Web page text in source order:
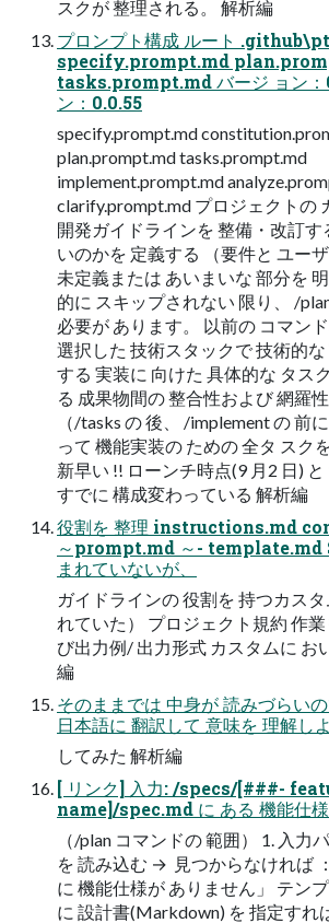
スクが​ 整理される。​ 解析編
プロンプト構成 ルート
specify.prompt.md
tasks.prompt.md バージ​ ョン：
ン：0.0.55
specify.prompt.md
plan.prompt.md tasks.prompt.md
implement.prompt.md
clarify.prompt.md プロジェクトの​
開発ガイドラインを​ 整備・改訂す
いのかを​ 定義する​ （要件と​ ユー
未定義または​ あいまいな​ 部分を​
的に​ スキップされない​ 限り、​ /
必要が​ あります。​ 以前の​ コマンド
選択した​ 技術スタックで​ 技術的
する​ 実装に​ 向けた​ 具体的な​ タス
る​ 成果物間の​ 整合性および​ 網羅
（/tasks の​ 後、​ /implement の​ 前
って​ 機能実装の​ ための​ 全タ​ スク
新早い​ !! ローンチ時点(9 月2 日)
すでに​ 構成変わっている​ 解析編
役割を​ 整理 instructions.md
～prompt.md ～-​ template.md
まれていないが、​
ガイドラインの​ 役割を​ 持つカス
れていた）​ プロジェクト規約 作業​
び出力例/ 出力形式 カスタムに​ お
編
そのままでは​ 中身が​ 読みづらい
日本語に​ 翻訳して​ 意味を​ 理解し
してみた​ 解析編
[ リンク] 入力: /specs/[###-​
name]/spec.md に​ ある​ 機能仕
（/plan コマンドの​ 範囲）​ 1. 入力
を​ 読み込む → ​ 見つからなければ​
に​ 機能仕様が​ ありません」​ テン
に​ 設計書(Markdown) を​ 指定すれ